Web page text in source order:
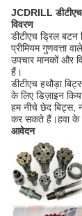
JCDRILL
विवरण
डीटीएच ड्रिल
प्रीमियम गुणवत्ता
उपचार मानकों और
हैं।
डीटीएच हथौड़ा
के लिए डिज़ाइन
हम नीचे छेद बिट्स,
कर सकते हैं।हवा के
आवेदन